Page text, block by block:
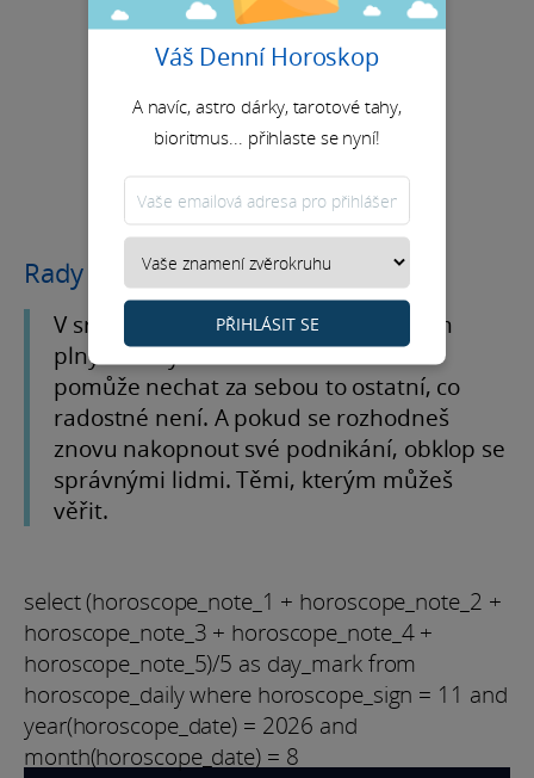
Rady na měsíc
V srpnu ukončíš letní sezónu s nebem
plným lásky a možná ti to konečně
pomůže nechat za sebou to ostatní, co
radostné není. A pokud se rozhodneš
znovu nakopnout své podnikání, obklop se
správnými lidmi. Těmi, kterým můžeš
věřit.
select (horoscope_note_1 + horoscope_note_2 +
horoscope_note_3 + horoscope_note_4 +
horoscope_note_5)/5 as day_mark from
horoscope_daily where horoscope_sign = 11 and
year(horoscope_date) = 2026 and
month(horoscope_date) = 8
Váš Denní Horoskop
A navíc, astro dárky, tarotové tahy,
bioritmus... přihlaste se nyní!
PŘIHLÁSIT SE